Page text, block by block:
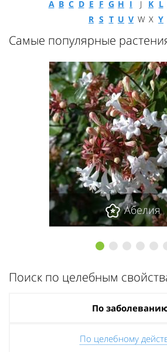
A B C D E F G H I J K L
R S T U V W X Y
Самые популярные
Абелия
Поиск по целебным
По
По целебному